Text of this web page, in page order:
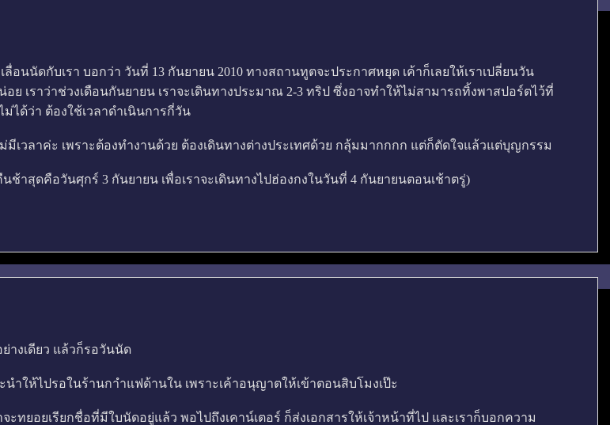
อนนัดกับเรา บอกว่า วันที่ 13 กันยายน 2010 ทางสถานทูตจะประกาศหยุด เค้าก็เลยให้เราเปลี่ยนวัน
ย เราว่าช่วงเดือนกันยายน เราจะเดินทางประมาณ 2-3 ทริป ซึ่งอาจทำให้ไม่สามารถทิ้งพาสปอร์ตไว้ที่
ม่ได้ว่า ต้องใช้เวลาดำเนินการกี่วัน
มีเวลาค่ะ เพราะต้องทำงานด้วย ต้องเดินทางต่างประเทศด้วย กลุ้มมากกกก แต่ก็ตัดใจแล้วแต่บุญกรรม
ช้าสุดคือวันศุกร์ 3 กันยายน เพื่อเราจะเดินทางไปฮ่องกงในวันที่ 4 กันยายนตอนเช้าตรู่)
างเดียว แล้วก็รอวันนัด
ให้ไปรอในร้านกาำแฟด้านใน เพราะเค้าอนุญาตให้เข้าตอนสิบโมงเป๊ะ
ทยอยเรียกชื่อที่มีใบนัดอยู่แล้ว พอไปถึงเคาน์เตอร์ ก็ส่งเอกสารให้เจ้าหน้าที่ไป และเราก็บอกความ